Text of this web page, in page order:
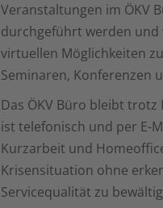
Veranstaltungen im ÖKV
durchgeführt werden und
virtuellen Möglichkeiten
Seminaren, Konferenzen
Das ÖKV Büro bleibt
ist telefonisch und per E-
Kurzarbeit und
Krisensituation ohne
Servicequalität zu